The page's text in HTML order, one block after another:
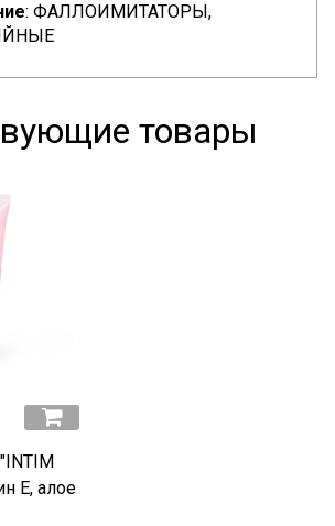
: ФАЛЛОИМИТАТОРЫ,
товары
Е, алое